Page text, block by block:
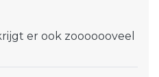
er ook zooooooveel